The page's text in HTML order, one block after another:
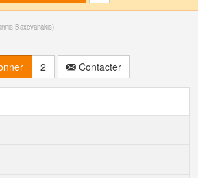
Baxevanakis)
2 Contacter